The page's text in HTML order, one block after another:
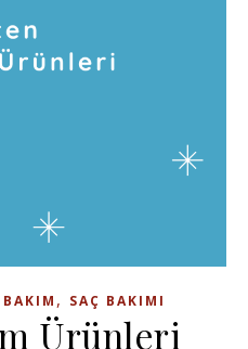
, SAÇ BAKIMI
Ürünleri